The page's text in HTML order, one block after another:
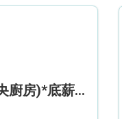
華御結廚務助理(早班,中央廚房)*底薪可達$15.5k* (5天工作週)